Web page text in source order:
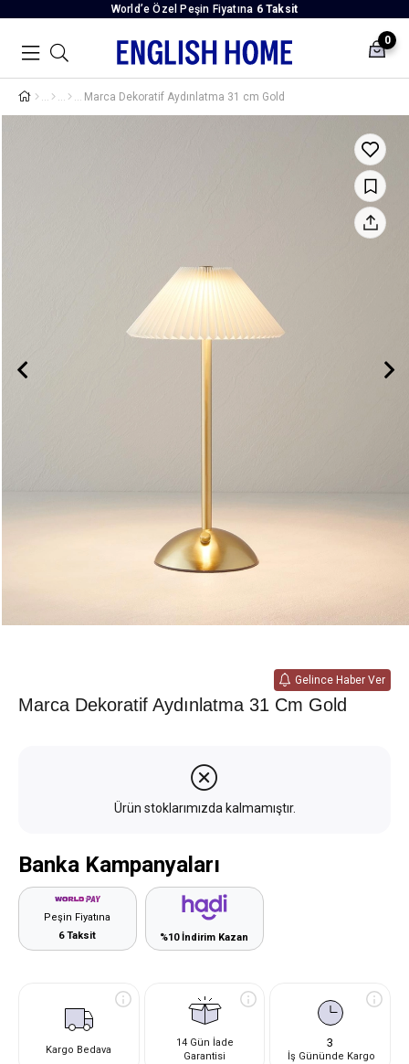
World’e Özel Peşin Fiyatına 6 Taksit
0
Marca Dekoratif Aydınlatma 31 cm Gold
Gelince Haber Ver
Marca Dekoratif Aydınlatma 31 Cm Gold
Ürün stoklarımızda kalmamıştır.
Banka Kampanyaları
Peşin Fiyatına
6 Taksit
%10 İndirim Kazan
Kargo Bedava
14 Gün İade
Garantisi
3
İş Gününde Kargo